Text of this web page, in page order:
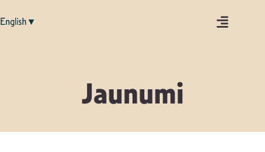
English▼
Jaunumi